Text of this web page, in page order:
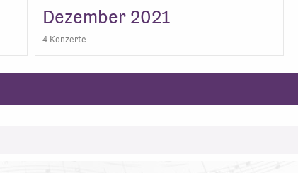
Dezember 2021
4 Konzerte